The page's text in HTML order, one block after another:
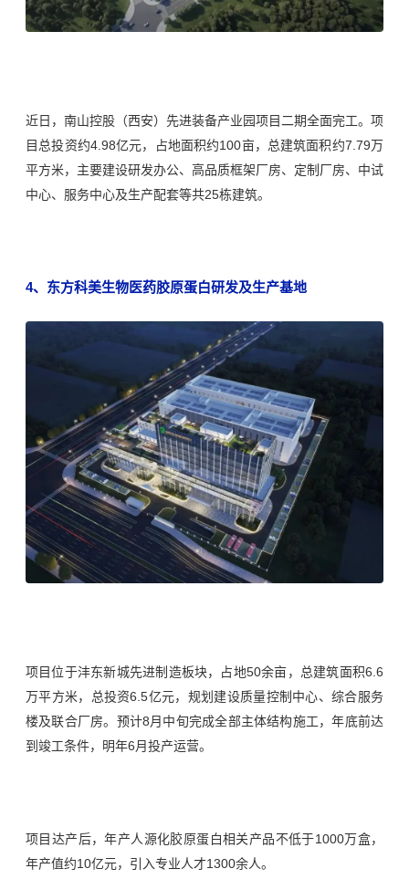
近日，南山控股（西安）先进装备产业园项目二期全面完工。项
目总投资约4.98亿元，占地面积约100亩，总建筑面积约7.79万
平方米，主要建设研发办公、高品质框架厂房、定制厂房、中试
中心、服务中心及生产配套等共25栋建筑。
4、 东方科美生物医药胶原蛋白研发及生产基地
项目位于沣东新城先进制造板块， 占地50余亩，总建筑面积6.6
万平方米，总投资6.5亿元，规划建设质量控制中心、综合服务
楼及联合厂房。 预计8月中旬完成全部主体结构施工，年底前达
到竣工条件，明年6月投产运营。
项目达产后，年产人源化胶原蛋白相关产品不低于1000万盒，
年产值约10亿元，引入专业人才1300余人。